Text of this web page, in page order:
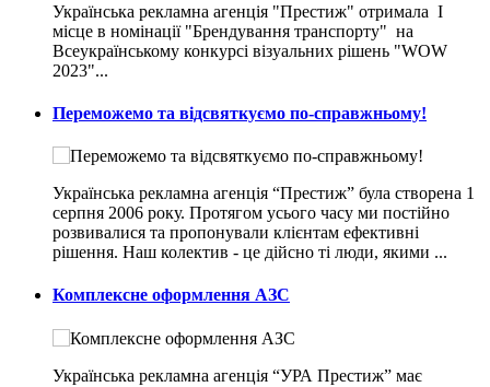
Українська рекламна агенція "Престиж" отримала I
місце в номінації "Брендування транспорту" на
Всеукраїнському конкурсі візуальних рішень "WOW
2023"...
Переможемо та відсвяткуємо по-справжньому!
Українська рекламна агенція “Престиж” була створена 1
серпня 2006 року. Протягом усього часу ми постійно
розвивалися та пропонували клієнтам ефективні
рішення. Наш колектив - це дійсно ті люди, якими ...
Комплексне оформлення АЗС
Українська рекламна агенція “УРА Престиж” має